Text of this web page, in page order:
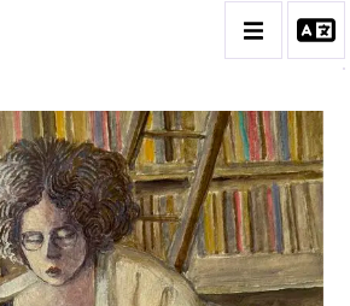
GROBÉTY